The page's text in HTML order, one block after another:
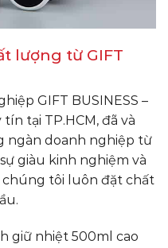
lượng từ GIFT
GIFT BUSINESS –
tại TP.HCM, đã và
ngàn doanh nghiệp từ
giàu kinh nghiệm và
chúng tôi luôn đặt chất
giữ nhiệt 500ml cao